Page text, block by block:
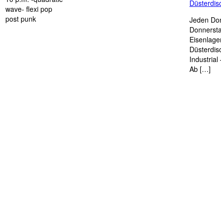
wave- flexi pop
post punk
Jeden
Industrial
Ab […]